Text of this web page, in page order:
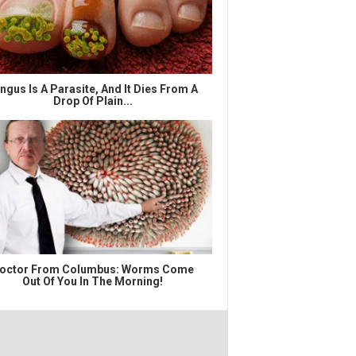
Is A Parasite, And It Dies From A
Drop Of Plain...
From Columbus: Worms Come
Out Of You In The Morning!